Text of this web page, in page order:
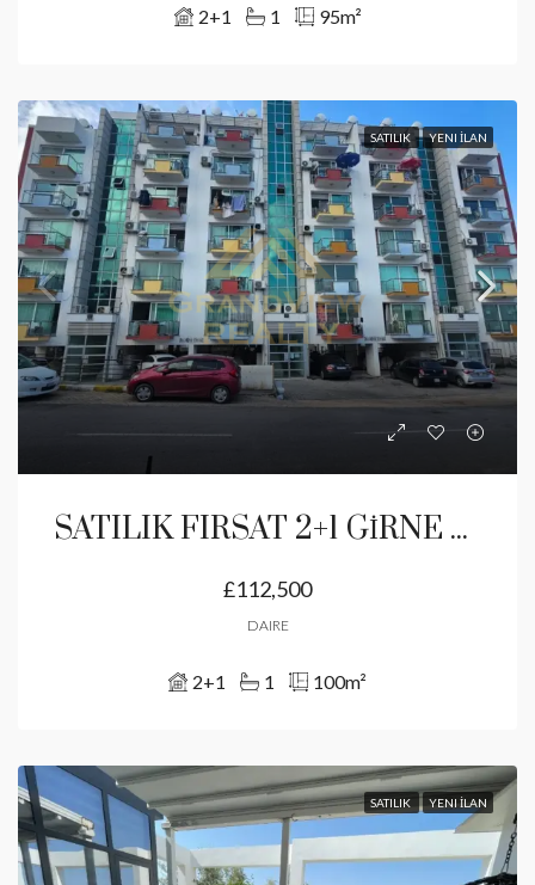
2+1 1 95m²
SATILIK YENI İLAN
SATILIK FIRSAT 2+1 GİRNE MERKEZ
£112,500
DAIRE
2+1 1 100m²
SATILIK YENI İLAN